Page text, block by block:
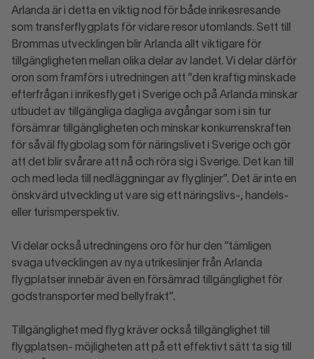
Arlanda är i detta en viktig nod för både inrikesresande
som transferflygplats för vidare resor utomlands. Sett till
Brommas utvecklingen blir Arlanda allt viktigare för
tillgängligheten mellan olika delar av landet. Vi delar därför
oron som framförs i utredningen att ”den kraftig minskade
efterfrågan i inrikesflyget i Sverige och på Arlanda minskar
utbudet av tillgängliga dagliga avgångar som i sin tur
försämrar tillgängligheten och minskar konkurrenskraften
för såväl flygbolag som för näringslivet i Sverige och gör
att det blir svårare att nå och röra sig i Sverige. Det kan till
och med leda till nedläggningar av flyglinjer”. Det är inte en
önskvärd utveckling ut vare sig ett näringslivs-, handels-
eller turismperspektiv.
Vi delar också utredningens oro för hur den ”tämligen
svaga utvecklingen av nya utrikeslinjer från Arlanda
flygplatser innebär även en försämrad tillgänglighet för
godstransporter med bellyfrakt”.
Tillgänglighet med flyg kräver också tillgänglighet till
flygplatsen- möjligheten att på ett effektivt sätt ta sig till